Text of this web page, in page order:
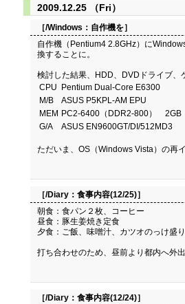
2009.12.25 （Fri）
［/Windows： 自作機を］
自作機（Pentium4 2.8GHz）に
換することに。
検討した結果、HDD、DVDドライブ、
CPU
Pentium Dual-Core E6300
M/B
ASUS P5KPL-AM EPU
MEM PC2-6400（DDR2-800） 2GB
G/A
ASUS EN9600GT/DI/512MD3
ただいま、OS（Windows Vista）の再
［/Diary： 食事内容(12/25)］
朝食：食パン２枚、コーヒー
昼食：豚生姜焼き定食
夕食：ご飯、味噌汁、カツオのっけ盛
打ち合わせのため、昼前より都内へ外出
［/Diary： 食事内容(12/24)］